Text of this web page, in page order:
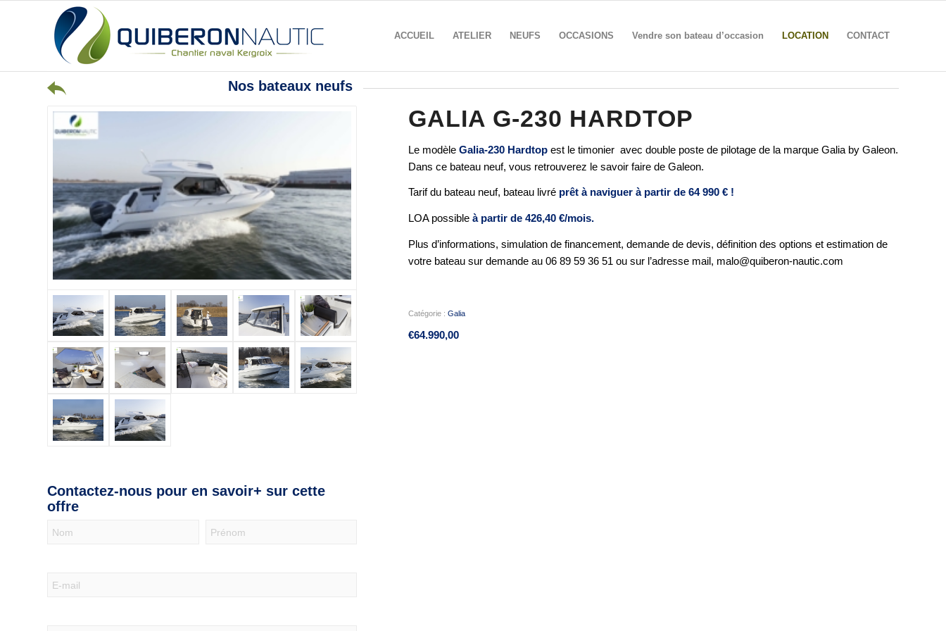
ACCUEIL ATELIER NEUFS OCCASIONS Vendre son bateau d’occasion LOCATION CONTACT
Nos bateaux neufs
Contactez-nous pour en savoir+ sur cette
offre
Nous
GALIA G-230 HARDTOP
Le modèleGalia-230 Hardtop est le timonier avec double poste de pilotage de la marque Galia by Galeon.
Dans ce bateau neuf, vous retrouverez le savoir faire de Galeon.
Tarif du bateau neuf, bateau livré prêt à naviguer à partir de 64 990 € !
LOA possibleà partir de 426,40 €/mois.
Plus d’informations, simulation de financement, demande de devis, définition des options et estimation de
votre bateau sur demande au 06 89 59 36 51 ou sur l’adresse mail, malo@quiberon-nautic.com
Catégorie :Galia
€64.990,00